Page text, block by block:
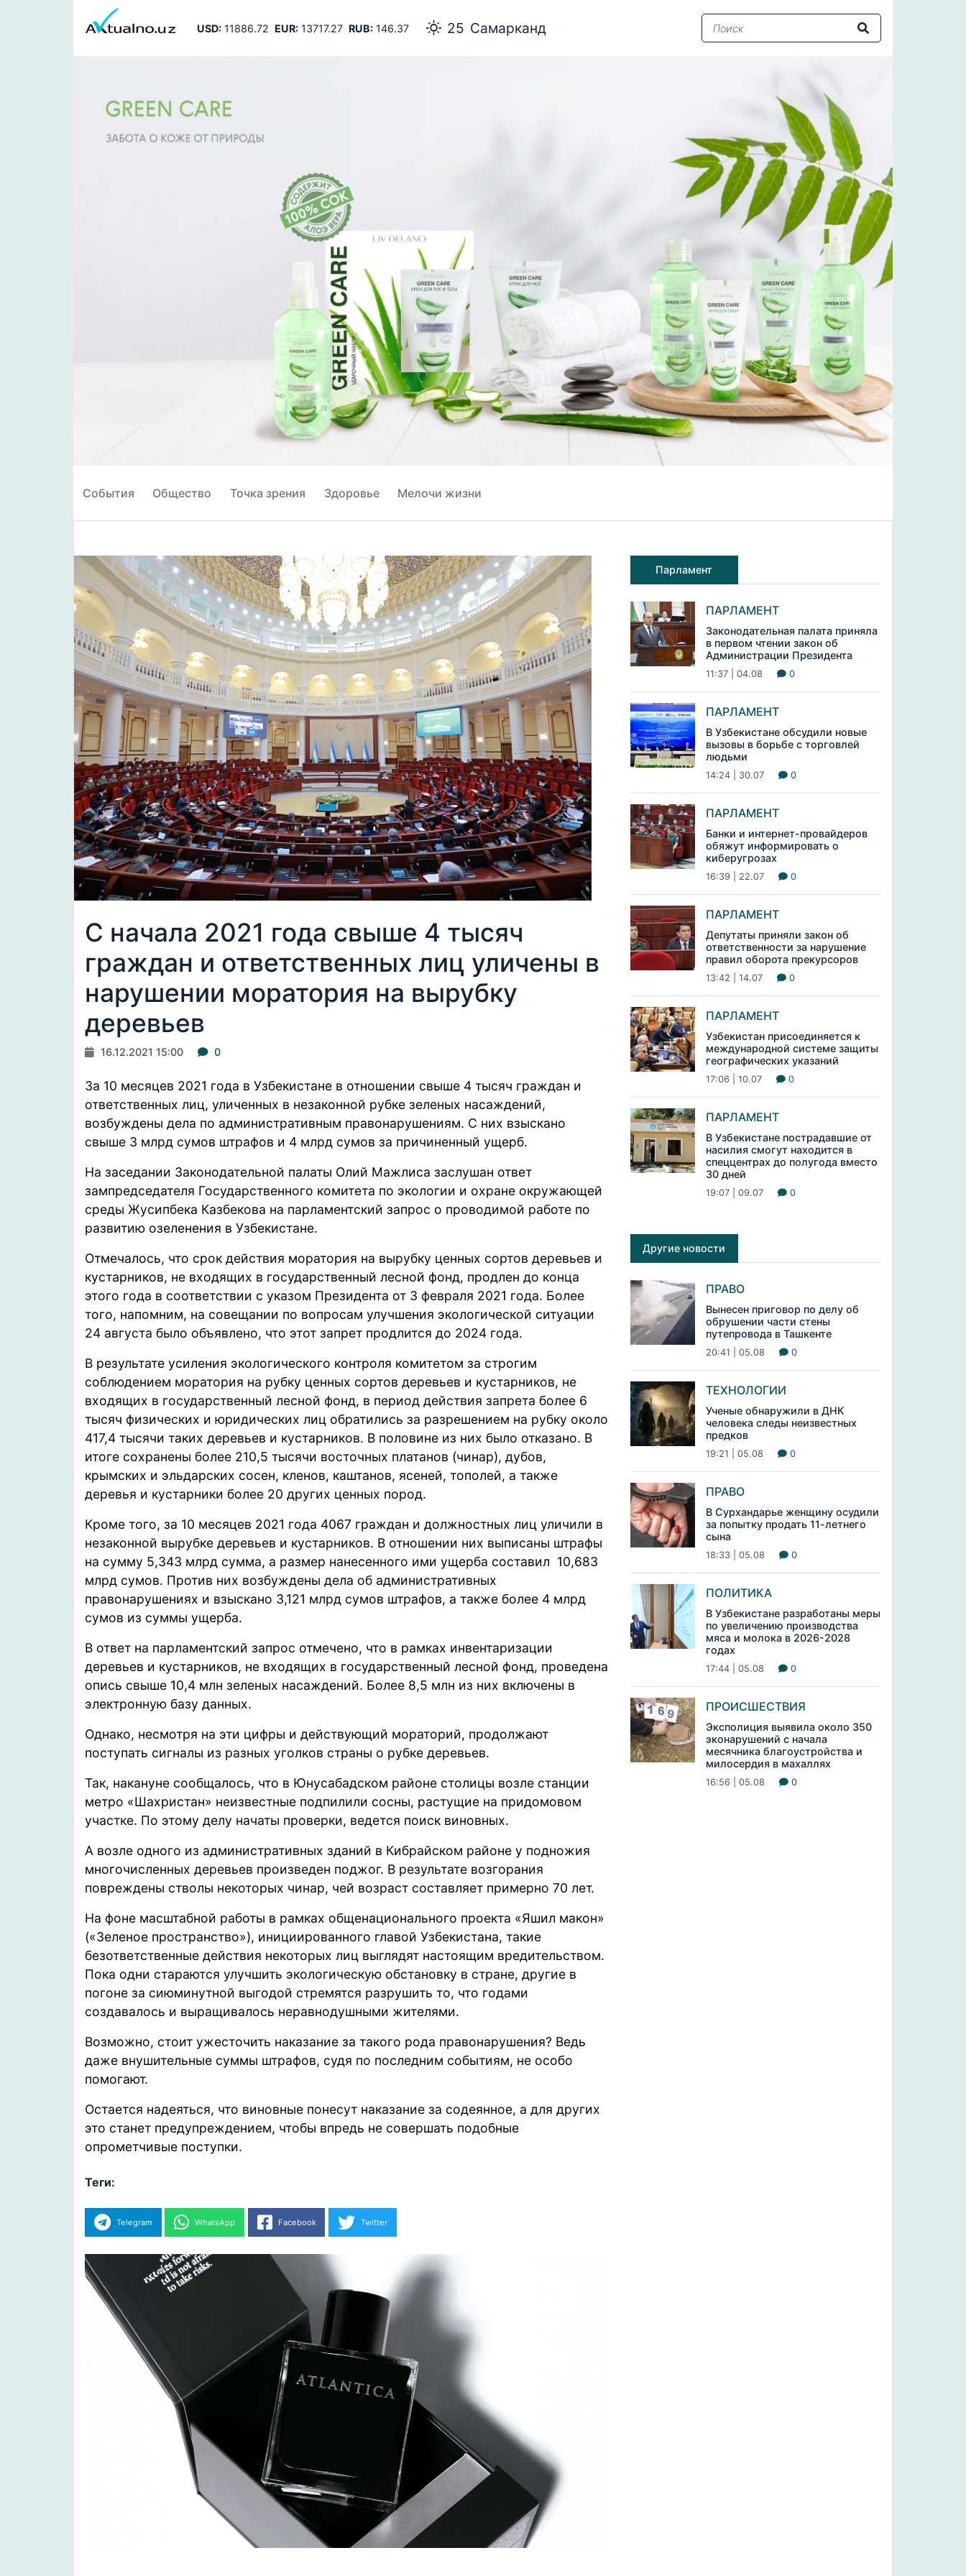
USD:11886.72 EUR:13717.27 RUB:146.37 25 Самарканд
События Общество Точка зрения Здоровье Мелочи жизни
С начала 2021 года свыше 4 тысяч
граждан и ответственных лиц уличены в
нарушении моратория на вырубку
деревьев
16.12.2021 15:00 0
За 10 месяцев 2021 года в Узбекистане в отношении свыше 4 тысяч граждан и
ответственных лиц, уличенных в незаконной рубке зеленых насаждений,
возбуждены дела по административным правонарушениям. С них взыскано
свыше 3 млрд сумов штрафов и 4 млрд сумов за причиненный ущерб.
На заседании Законодательной палаты Олий Мажлиса заслушан ответ
зампредседателя Государственного комитета по экологии и охране окружающей
среды Жусипбека Казбекова на парламентский запрос о проводимой работе по
развитию озеленения в Узбекистане.
Отмечалось, что срок действия моратория на вырубку ценных сортов деревьев и
кустарников, не входящих в государственный лесной фонд, продлен до конца
этого года в соответствии с указом Президента от 3 февраля 2021 года. Более
того, напомним, на совещании по вопросам улучшения экологической ситуации
24 августа было объявлено, что этот запрет продлится до 2024 года.
В результате усиления экологического контроля комитетом за строгим
соблюдением моратория на рубку ценных сортов деревьев и кустарников, не
входящих в государственный лесной фонд, в период действия запрета более 6
тысяч физических и юридических лиц обратились за разрешением на рубку около
417,4 тысячи таких деревьев и кустарников. В половине из них было отказано. В
итоге сохранены более 210,5 тысячи восточных платанов (чинар), дубов,
крымских и эльдарских сосен, кленов, каштанов, ясеней, тополей, а также
деревья и кустарники более 20 других ценных пород.
Кроме того, за 10 месяцев 2021 года 4067 граждан и должностных лиц уличили в
незаконной вырубке деревьев и кустарников. В отношении них выписаны штрафы
на сумму 5,343 млрд сумма, а размер нанесенного ими ущерба составил 10,683
млрд сумов. Против них возбуждены дела об административных
правонарушениях и взыскано 3,121 млрд сумов штрафов, а также более 4 млрд
сумов из суммы ущерба.
В ответ на парламентский запрос отмечено, что в рамках инвентаризации
деревьев и кустарников, не входящих в государственный лесной фонд, проведена
опись свыше 10,4 млн зеленых насаждений. Более 8,5 млн из них включены в
электронную базу данных.
Однако, несмотря на эти цифры и действующий мораторий, продолжают
поступать сигналы из разных уголков страны о рубке деревьев.
Так, накануне сообщалось, что в Юнусабадском районе столицы возле станции
метро «Шахристан» неизвестные подпилили сосны, растущие на придомовом
участке. По этому делу начаты проверки, ведется поиск виновных.
А возле одного из административных зданий в Кибрайском районе у подножия
многочисленных деревьев произведен поджог. В результате возгорания
повреждены стволы некоторых чинар, чей возраст составляет примерно 70 лет.
На фоне масштабной работы в рамках общенационального проекта «Яшил макон»
(«Зеленое пространство»), инициированного главой Узбекистана, такие
безответственные действия некоторых лиц выглядят настоящим вредительством.
Пока одни стараются улучшить экологическую обстановку в стране, другие в
погоне за сиюминутной выгодой стремятся разрушить то, что годами
создавалось и выращивалось неравнодушными жителями.
Возможно, стоит ужесточить наказание за такого рода правонарушения? Ведь
даже внушительные суммы штрафов, судя по последним событиям, не особо
помогают.
Остается надеяться, что виновные понесут наказание за содеянное, а для других
это станет предупреждением, чтобы впредь не совершать подобные
опрометчивые поступки.
Теги:
Telegram WhatsApp Facebook Twitter
Парламент
ПАРЛАМЕНТ
Законодательная палата приняла
в первом чтении закон об
Администрации Президента
11:37 | 04.08 0
ПАРЛАМЕНТ
В Узбекистане обсудили новые
вызовы в борьбе с торговлей
людьми
14:24 | 30.07 0
ПАРЛАМЕНТ
Банки и интернет-провайдеров
обяжут информировать о
киберугрозах
16:39 | 22.07 0
ПАРЛАМЕНТ
Депутаты приняли закон об
ответственности за нарушение
правил оборота прекурсоров
13:42 | 14.07 0
ПАРЛАМЕНТ
Узбекистан присоединяется к
международной системе защиты
географических указаний
17:06 | 10.07 0
ПАРЛАМЕНТ
В Узбекистане пострадавшие от
насилия смогут находится в
спеццентрах до полугода вместо
30 дней
19:07 | 09.07 0
Другие новости
ПРАВО
Вынесен приговор по делу об
обрушении части стены
путепровода в Ташкенте
20:41 | 05.08 0
ТЕХНОЛОГИИ
Ученые обнаружили в ДНК
человека следы неизвестных
предков
19:21 | 05.08 0
ПРАВО
В Сурхандарье женщину осудили
за попытку продать 11-летнего
сына
18:33 | 05.08 0
ПОЛИТИКА
В Узбекистане разработаны меры
по увеличению производства
мяса и молока в 2026-2028
годах
17:44 | 05.08 0
ПРОИСШЕСТВИЯ
Эксполиция выявила около 350
эконарушений с начала
месячника благоустройства и
милосердия в махаллях
16:56 | 05.08 0